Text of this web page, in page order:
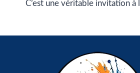
C’est une véritable invitation